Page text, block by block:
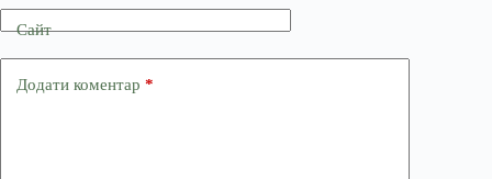
Сайт
Додати коментар *